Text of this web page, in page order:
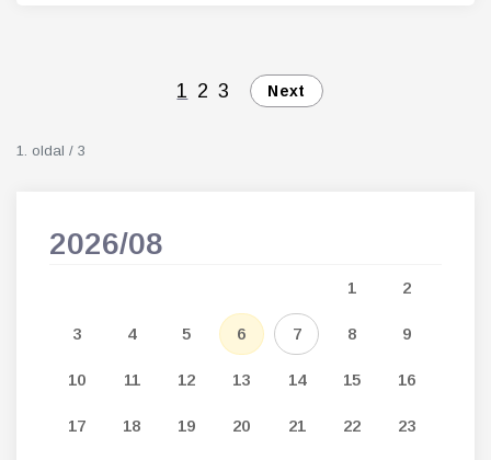
1 2 3 Next
1. oldal / 3
2026/08
1 2
3 4 5 6 7 8 9
10 11 12 13 14 15 16
17 18 19 20 21 22 23